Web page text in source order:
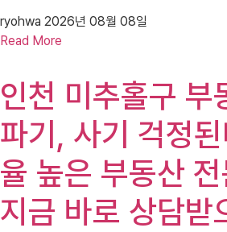
ryohwa 2026년 08월 08일
Read More
인천 미추홀구 부
파기, 사기 걱정
율 높은 부동산
지금 바로 상담받